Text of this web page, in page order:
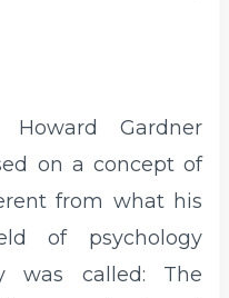
Howard Gardner
on a concept of
from what his
of psychology
was called: The